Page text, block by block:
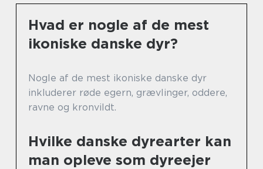
Hvad er nogle af de mest
ikoniske danske dyr?
Nogle af de mest ikoniske danske dyr
inkluderer røde egern, grævlinger, oddere,
ravne og kronvildt.
Hvilke danske dyrearter kan
man opleve som dyreejer